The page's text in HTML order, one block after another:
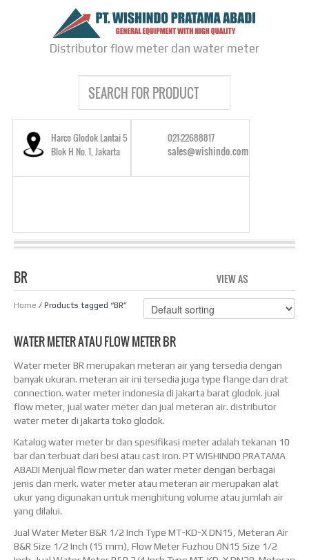
Distributor flow meter dan water meter
Harco Glodok Lantai 5
Blok H No. 1, Jakarta
021-22688817
sales@wishindo.com
BR VIEW AS
Home / Products tagged “BR”
WATER METER ATAU FLOW METER BR
Water meter BR merupakan meteran air yang tersedia dengan
banyak ukuran. meteran air ini tersedia juga type flange dan drat
connection. water meter indonesia di jakarta barat glodok. jual
flow meter, jual water meter dan jual meteran air. distributor
water meter di jakarta toko glodok.
Katalog water meter br dan spesifikasi meter adalah tekanan 10
bar dan terbuat dari besi atau cast iron. PT WISHINDO PRATAMA
ABADI Menjual flow meter dan water meter dengan berbagai
jenis dan merk. water meter atau meteran air merupakan alat
ukur yang digunakan untuk menghitung volume atau jumlah air
yang dilalui.
Jual Water Meter B&R 1/2 Inch Type MT-KD-X DN15, Meteran Air
B&R Size 1/2 Inch (15 mm), Flow Meter Fuzhou DN15 Size 1/2